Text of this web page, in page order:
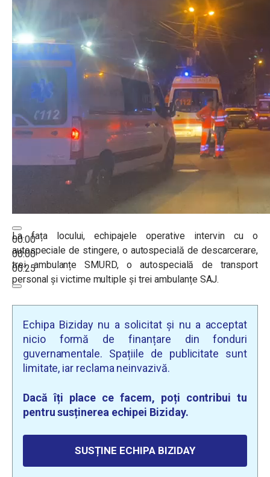
00:00
00:00
00:25
La fața locului, echipajele operative intervin cu o
autospeciale de stingere, o autospecială de descarcerare,
trei ambulanțe SMURD, o autospecială de transport
personal și victime multiple și trei ambulanțe SAJ.
Echipa Biziday nu a solicitat și nu a acceptat
nicio formă de finanțare din fonduri
guvernamentale. Spațiile de publicitate sunt
limitate, iar reclama neinvazivă.
Dacă îți place ce facem, poți contribui tu
pentru susținerea echipei Biziday.
SUSȚINE ECHIPA BIZIDAY